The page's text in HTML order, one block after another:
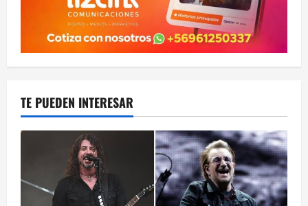
TE PUEDEN INTERESAR